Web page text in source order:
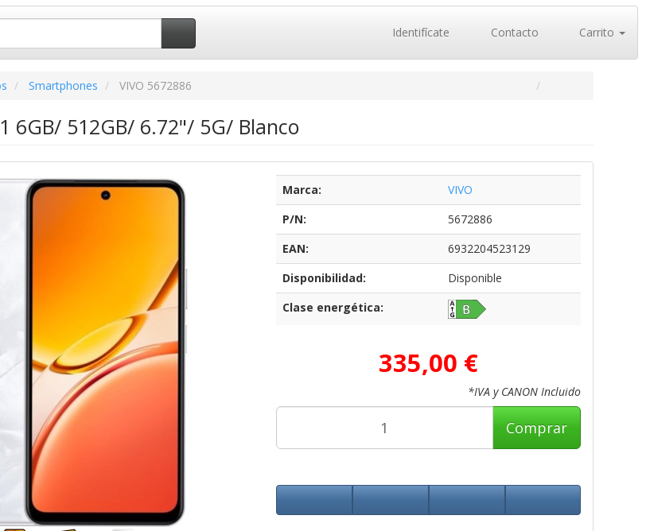
Identifícate Contacto Carrito
Smartphones VIVO 5672886
6GB/ 512GB/ 6.72"/ 5G/ Blanco
Marca:
VIVO
P/N:
5672886
EAN:
6932204523129
Disponibilidad:
Disponible
Clase energética:
335,00 €
*IVA y CANON Incluido
Comprar